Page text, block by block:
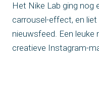
Het Nike Lab ging nog
carrousel-effect, en
nieuwsfeed. Een leuke
creatieve Instagram-